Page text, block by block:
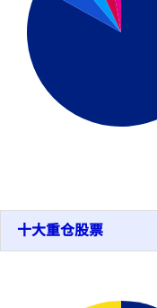
十大重仓股票